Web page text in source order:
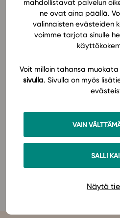
mahdollistavat palvelun
ne ovat aina päällä.
valinnaisten evästeiden
voimme tarjota sinulle
Voit milloin tahansa
sivulla. Sivulla on myös
VAIN
SALLI
Näytä
In English
Tule tapaamaan Studeon
laadukkaisiin ja innostaviin
Tarjoamme talvipäivillä
maksuttomaan
ÄOL:nverkkosivuilta.
Tutustu Studeon
lukion suomi toisena